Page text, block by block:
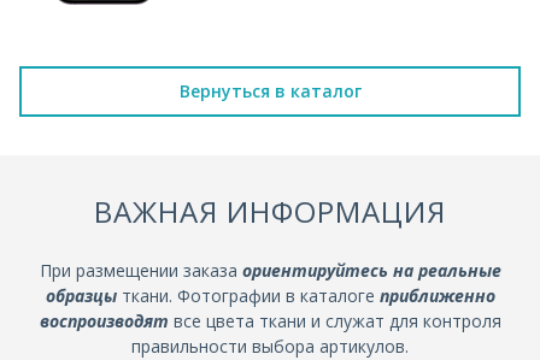
Вернуться в каталог
ВАЖНАЯ ИНФОРМАЦИЯ
При размещении заказа ориентируйтесь на реальные
образцыткани. Фотографии в каталоге приближенно
воспроизводят все цвета ткани и служат для контроля
правильности выбора артикулов.